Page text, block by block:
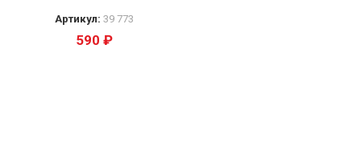
Артикул: 39 773
590 ₽